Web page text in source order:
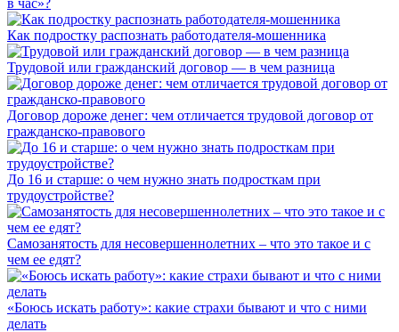
Как подростку распознать работодателя-мошенника
Трудовой или гражданский договор — в чем разница
Договор дороже денег: чем отличается трудовой договор от
гражданско-правового
До 16 и старше: о чем нужно знать подросткам при
трудоустройстве?
Самозанятость для несовершеннолетних – что это такое и с
чем ее едят?
«Боюсь искать работу»: какие страхи бывают и что с ними
делать